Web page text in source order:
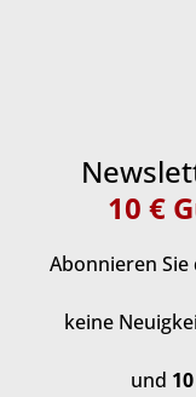
10 €
Abonnieren
keine
und